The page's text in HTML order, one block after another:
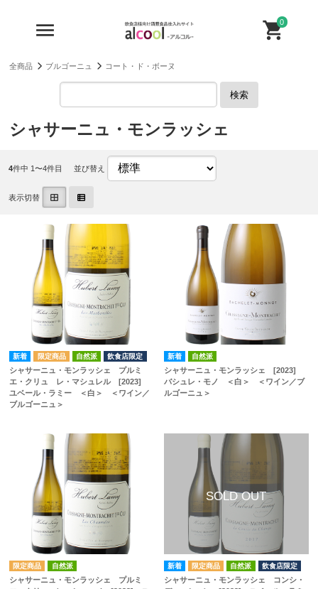
0
全商品 ブルゴーニュ コート・ド・ボーヌ
検索
シャサーニュ・モンラッシェ
4件中 1〜4件目 並び替え
表示切替
自然派 飲食店限定
シャサーニュ・モンラッシェ プルミ
エ・クリュ レ・マシュレル [2023]
ユベール・ラミー ＜白＞ ＜ワイン／
ブルゴーニュ＞
自然派
シャサーニュ・モンラッシェ [2023]
バシュレ・モノ ＜白＞ ＜ワイン／ブ
ルゴーニュ＞
自然派
シャサーニュ・モンラッシェ プルミ
自然派 飲食店限定
シャサーニュ・モンラッシェ コンシ・